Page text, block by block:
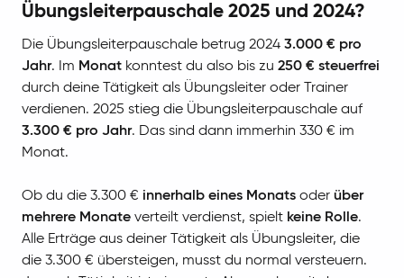
Übungsleiterpauschale 2025 und 2024?
Die Übungsleiterpauschale betrug 2024 3.000 € pro
Jahr. Im Monat konntest du also bis zu 250 € steuerfrei
durch deine Tätigkeit als Übungsleiter oder Trainer
verdienen. 2025 stieg die Übungsleiterpauschale auf
3.300 € pro Jahr. Das sind dann immerhin 330 € im
Monat.
Ob du die 3.300 € innerhalb eines Monats oder über
mehrere Monate verteilt verdienst, spielt keine Rolle.
Alle Erträge aus deiner Tätigkeit als Übungsleiter, die
die 3.300 € übersteigen, musst du normal versteuern.